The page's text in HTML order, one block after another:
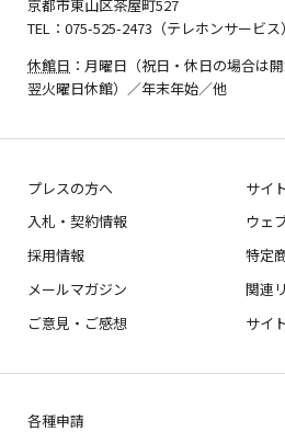
京都市東山区茶屋町527
TEL：075-525-2473（テレホンサービス）
休館日 ：月曜日（祝日・休日の場合は開
翌火曜日休館）／年末年始／他
プレスの方へ
サイ
入札・契約情報
ウェ
採用情報
特定
メールマガジン
関連
ご意見・ご感想
サイ
各種申請